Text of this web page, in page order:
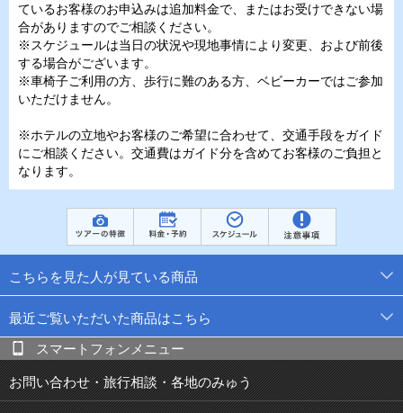
ているお客様のお申込みは追加料金で、またはお受けできない場
合がありますのでご相談ください。
※スケジュールは当日の状況や現地事情により変更、および前後
する場合がございます。
※車椅子ご利用の方、歩行に難のある方、ベビーカーではご参加
いただけません。
※ホテルの立地やお客様のご希望に合わせて、交通手段をガイド
にご相談ください。交通費はガイド分を含めてお客様のご負担と
なります。
こちらを見た人が見ている商品
最近ご覧いただいた商品はこちら
スマートフォンメニュー
お問い合わせ・旅行相談・各地のみゅう